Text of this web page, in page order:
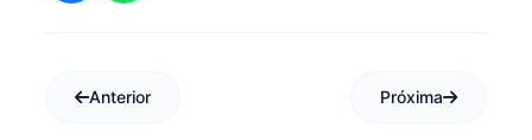
Anterior Próxima